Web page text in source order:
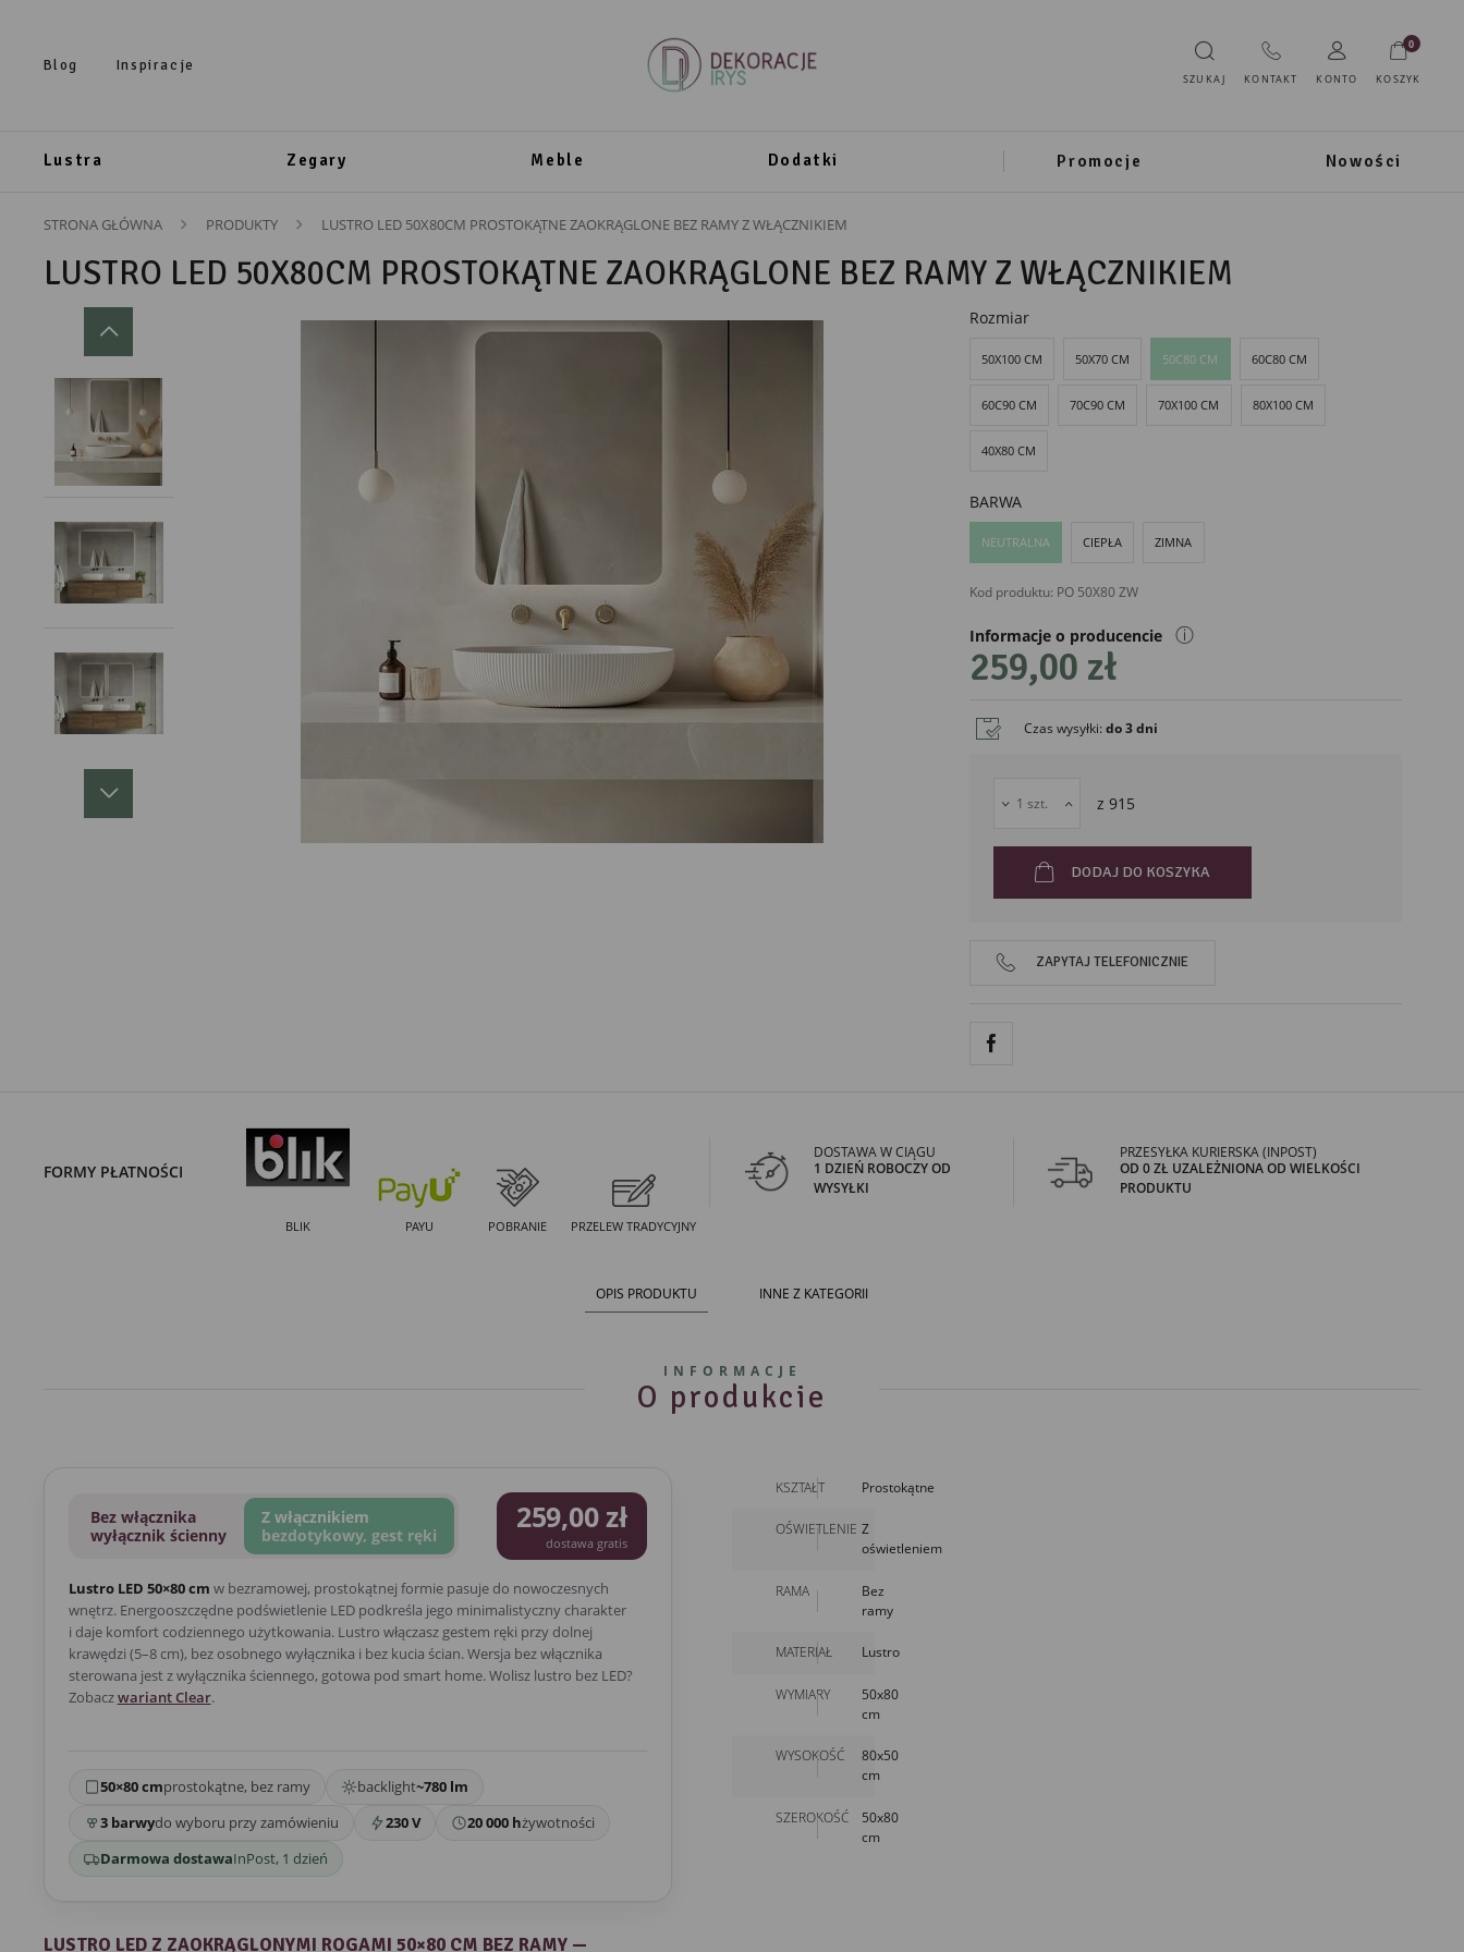
Blog Inspiracje
SZUKAJ KONTAKT KONTO KOSZYK
0
Lustra Zegary Meble Dodatki Promocje Nowości
STRONA GŁÓWNA PRODUKTY LUSTRO LED 50X80CM PROSTOKĄTNE ZAOKRĄGLONE BEZ RAMY Z WŁĄCZNIKIEM
LUSTRO LED 50X80CM PROSTOKĄTNE ZAOKRĄGLONE BEZ RAMY Z WŁĄCZNIKIEM
Rozmiar
50X100 CM 50X70 CM 50C80 CM 60C80 CM
60C90 CM 70C90 CM 70X100 CM 80X100 CM
40X80 CM
BARWA
NEUTRALNA CIEPŁA ZIMNA
Kod produktu: PO 50X80 ZW
Informacje o producencie
PRODUCENT
DekoracjeIrys.pl Paweł Ćwikliński
ⓘ
259,00 zł
Czas wysyłki:do 3 dni
z 915
DODAJ DO KOSZYKA
ZAPYTAJ TELEFONICZNIE
FORMY PŁATNOŚCI
BLIK PAYU POBRANIE PRZELEW TRADYCYJNY
DOSTAWA W CIĄGU
1 DZIEŃ ROBOCZY OD
WYSYŁKI
PRZESYŁKA KURIERSKA (INPOST)
OD 0 ZŁ UZALEŻNIONA OD WIELKOŚCI
PRODUKTU
OPIS PRODUKTU INNE Z KATEGORII
INFORMACJE
O produkcie
Bez włącznika
wyłącznik ścienny
Z włącznikiem
bezdotykowy, gest ręki
259,00 zł
dostawa gratis
Lustro LED 50×80 cm w bezramowej, prostokątnej formie pasuje do nowoczesnych
wnętrz. Energooszczędne podświetlenie LED podkreśla jego minimalistyczny charakter
i daje komfort codziennego użytkowania. Lustro włączasz gestem ręki przy dolnej
krawędzi (5–8 cm), bez osobnego wyłącznika i bez kucia ścian. Wersja bez włącznika
sterowana jest z wyłącznika ściennego, gotowa pod smart home. Wolisz lustro bez LED?
Zobaczwariant Clear.
50×80 cmprostokątne, bez ramy backlight~780 lm
3 barwydo wyboru przy zamówieniu 230 V 20 000 hżywotności
Darmowa dostawaInPost, 1 dzień
LUSTRO LED Z ZAOKRĄGLONYMI ROGAMI 50×80 CM BEZ RAMY —
KSZTAŁT Prostokątne
OŚWIETLENIE Z
oświetleniem
RAMA
Bez
ramy
MATERIAŁ Lustro
WYMIARY
50x80
cm
WYSOKOŚĆ
80x50
cm
SZEROKOŚĆ
50x80
cm